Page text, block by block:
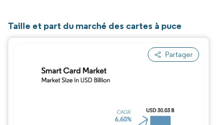
Taille et part du marché des cartes à puce
Partager